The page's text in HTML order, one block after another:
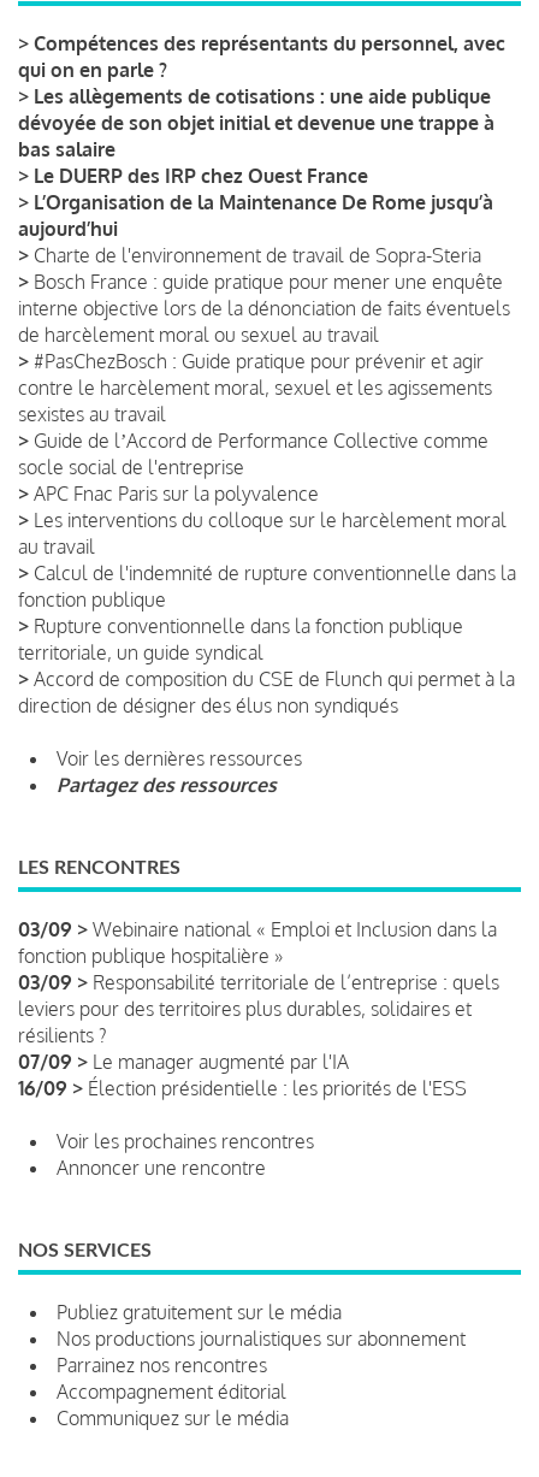
> Compétences des représentants du personnel, avec
qui on en parle ?
> Les allègements de cotisations : une aide publique
dévoyée de son objet initial et devenue une trappe à
bas salaire
> Le DUERP des IRP chez Ouest France
> L’Organisation de la Maintenance De Rome jusqu’à
aujourd’hui
> Charte de l'environnement de travail de Sopra-Steria
> Bosch France : guide pratique pour mener une enquête
interne objective lors de la dénonciation de faits éventuels
de harcèlement moral ou sexuel au travail
> #PasChezBosch : Guide pratique pour prévenir et agir
contre le harcèlement moral, sexuel et les agissements
sexistes au travail
> Guide de lʼAccord de Performance Collective comme
socle social de l'entreprise
> APC Fnac Paris sur la polyvalence
> Les interventions du colloque sur le harcèlement moral
au travail
> Calcul de l'indemnité de rupture conventionnelle dans la
fonction publique
> Rupture conventionnelle dans la fonction publique
territoriale, un guide syndical
> Accord de composition du CSE de Flunch qui permet à la
direction de désigner des élus non syndiqués
Voir les dernières ressources
Partagez des ressources
LES RENCONTRES
03/09 > Webinaire national « Emploi et Inclusion dans la
fonction publique hospitalière »
03/09 > Responsabilité territoriale de l’entreprise : quels
leviers pour des territoires plus durables, solidaires et
résilients ?
07/09 > Le manager augmenté par l'IA
16/09 > Élection présidentielle : les priorités de l'ESS
Voir les prochaines rencontres
Annoncer une rencontre
NOS SERVICES
Publiez gratuitement sur le média
Nos productions journalistiques sur abonnement
Parrainez nos rencontres
Accompagnement éditorial
Communiquez sur le média